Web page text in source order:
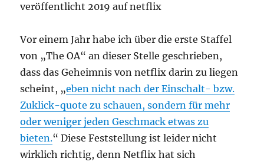
veröffentlicht 2019 auf netflix
Vor einem Jahr habe ich über die erste Staffel
von „The OA“ an dieser Stelle geschrieben,
dass das Geheimnis von netflix darin zu liegen
scheint, „eben nicht nach der Einschalt- bzw.
Zuklick-quote zu schauen, sondern für mehr
oder weniger jeden Geschmack etwas zu
bieten.“ Diese Feststellung ist leider nicht
wirklich richtig, denn Netflix hat sich